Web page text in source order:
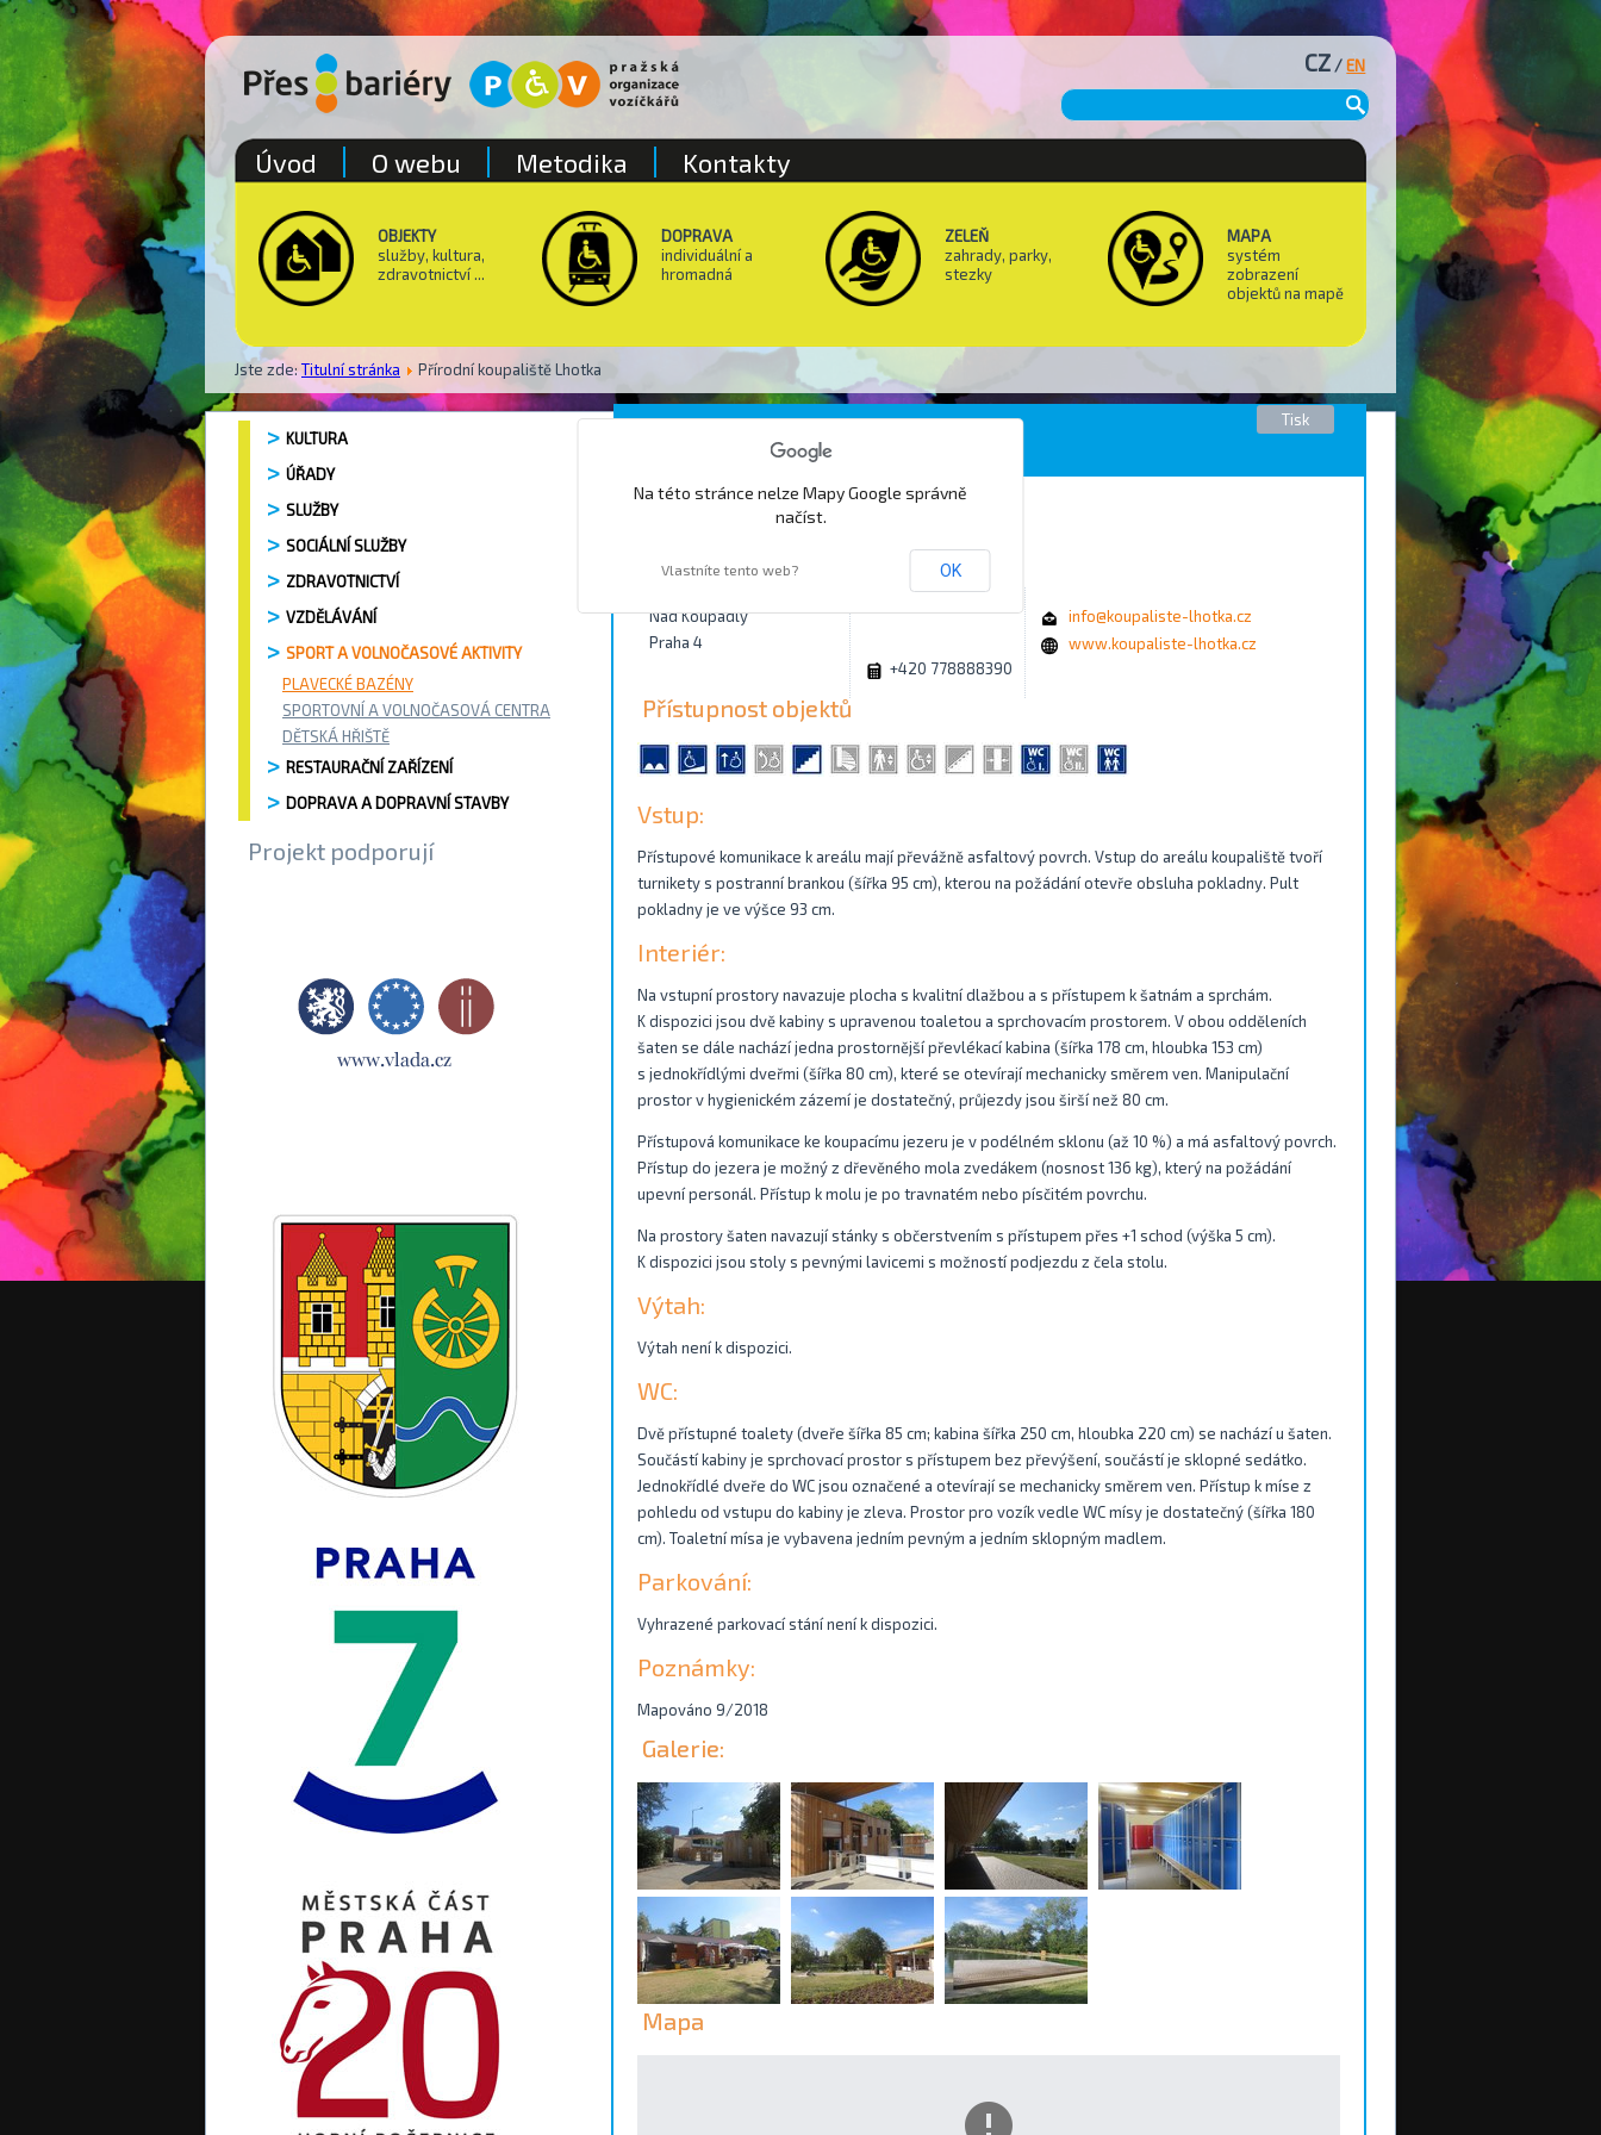
OBJEKTY
služby, kultura,
zdravotnictví ...
DOPRAVA
individuální a
hromadná
ZELEŇ
zahrady, parky,
stezky
MAPA
systém
zobrazení
objektů na mapě
CZ /EN
Jste zde:Titulní stránka Přírodní koupaliště Lhotka
Úvod O webu Metodika Kontakty
KULTURA
ÚŘADY
SLUŽBY
SOCIÁLNÍ SLUŽBY
ZDRAVOTNICTVÍ
VZDĚLÁVÁNÍ
SPORT A VOLNOČASOVÉ AKTIVITY
PLAVECKÉ BAZÉNY
SPORTOVNÍ A VOLNOČASOVÁ CENTRA
DĚTSKÁ HŘIŠTĚ
RESTAURAČNÍ ZAŘÍZENÍ
DOPRAVA A DOPRAVNÍ STAVBY
Projekt podporují
Tisk
Přírodní koupaliště Lhotka
Nad Koupadly
Praha 4
+420 778888390
info@koupaliste-lhotka.cz
www.koupaliste-lhotka.cz
Přístupnost objektů
Vstup:
Přístupové komunikace k areálu mají převážně asfaltový povrch. Vstup do areálu koupaliště tvoří
turnikety s postranní brankou (šířka 95 cm), kterou na požádání otevře obsluha pokladny. Pult
pokladny je ve výšce 93 cm.
Interiér:
Na vstupní prostory navazuje plocha s kvalitní dlažbou a s přístupem k šatnám a sprchám.
K dispozici jsou dvě kabiny s upravenou toaletou a sprchovacím prostorem. V obou odděleních
šaten se dále nachází jedna prostornější převlékací kabina (šířka 178 cm, hloubka 153 cm)
s jednokřídlými dveřmi (šířka 80 cm), které se otevírají mechanicky směrem ven. Manipulační
prostor v hygienickém zázemí je dostatečný, průjezdy jsou širší než 80 cm.
Přístupová komunikace ke koupacímu jezeru je v podélném sklonu (až 10 %) a má asfaltový povrch.
Přístup do jezera je možný z dřevěného mola zvedákem (nosnost 136 kg), který na požádání
upevní personál. Přístup k molu je po travnatém nebo písčitém povrchu.
Na prostory šaten navazují stánky s občerstvením s přístupem přes +1 schod (výška 5 cm).
K dispozici jsou stoly s pevnými lavicemi s možností podjezdu z čela stolu.
Výtah:
Výtah není k dispozici.
WC:
Dvě přístupné toalety (dveře šířka 85 cm; kabina šířka 250 cm, hloubka 220 cm) se nachází u šaten.
Součástí kabiny je sprchovací prostor s přístupem bez převýšení, součástí je sklopné sedátko.
Jednokřídlé dveře do WC jsou označené a otevírají se mechanicky směrem ven. Přístup k míse z
pohledu od vstupu do kabiny je zleva. Prostor pro vozík vedle WC mísy je dostatečný (šířka 180
cm). Toaletní mísa je vybavena jedním pevným a jedním sklopným madlem.
Parkování:
Vyhrazené parkovací stání není k dispozici.
Poznámky:
Mapováno 9/2018
Galerie:
Mapa
Na této stránce nelze Mapy Google správně
načíst.
Vlastníte tento web? OK